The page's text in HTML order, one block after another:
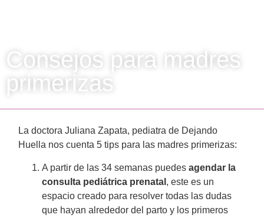
Consejos para madres
primerizas
La doctora Juliana Zapata, pediatra de Dejando
Huella nos cuenta 5 tips para las madres primerizas:
A partir de las 34 semanas puedesagendar la
consulta pediátrica prenatal , este es un
espacio creado para resolver todas las dudas
que hayan alrededor del parto y los primeros